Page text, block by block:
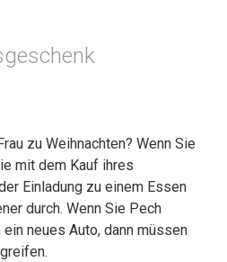
zu Weihnachten? Wenn Sie
mit dem Kauf ihres
Einladung zu einem Essen
durch. Wenn Sie Pech
neues Auto, dann müssen